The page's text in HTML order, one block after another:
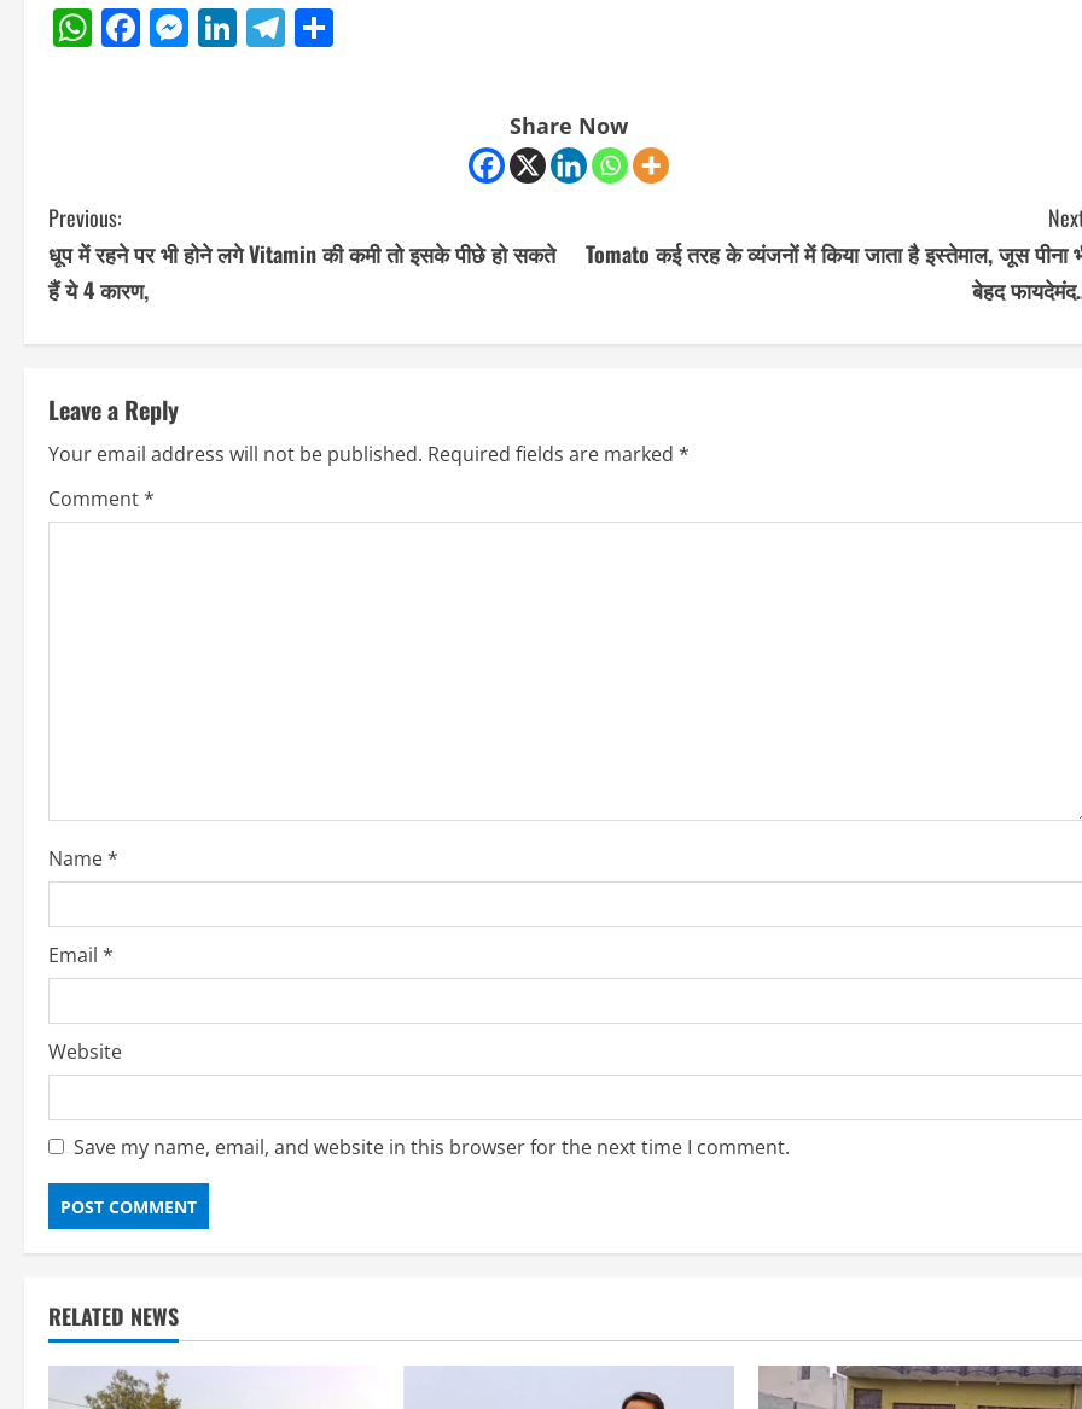
WhatsApp
Facebook
Messenger
LinkedIn
Telegram
Share Now
C
o
i
n
u
i
n
g
Previous:
धूप में रहने पर भी होने लगे Vitamin की कमी तो इसके पीछे हो सकते
हैं ये 4 कारण,
Tomato कई तरह के व्यंजनों में किया जाता है इस्तेमाल, जूस पीना
बेहद
Leave a Reply
Your email address will not be published. Required fields are marked *
Comment*
Name*
Email *
Website
Save my name, email, and website in this browser for the next time I comment.
RELATED NEWS